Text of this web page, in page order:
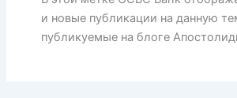
и новые публикации на данную
публикуемые на блоге